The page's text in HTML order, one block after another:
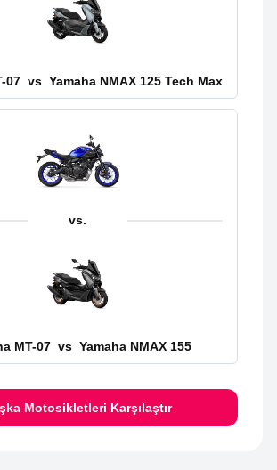
07 vs Yamaha NMAX 125 Tech Max
vs.
MT-07 vs Yamaha NMAX 155
Motosikletleri Karşılaştır